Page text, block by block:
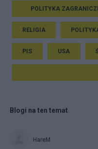
POLITYKA
RELIGIA
PIS USA
Blogi na ten temat
HareM